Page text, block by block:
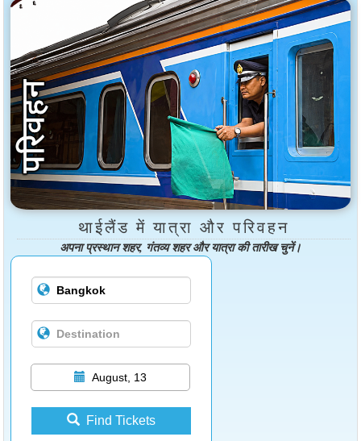
थाईलैंड में यात्रा और परिवहन
अपना प्रस्थान शहर, गंतव्य शहर और यात्रा की तारीख चुनें।
August, 13
Find Tickets